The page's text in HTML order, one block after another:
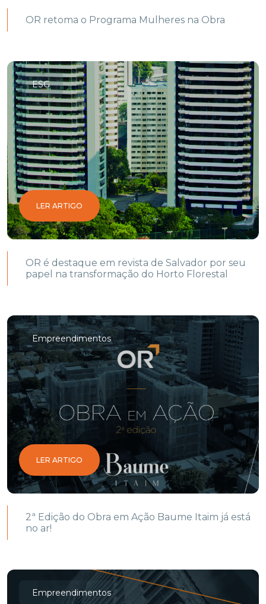
OR retoma o Programa Mulheres na Obra
ESG
LER ARTIGO
OR é destaque em revista de Salvador por seu
papel na transformação do Horto Florestal
Empreendimentos
LER ARTIGO
2ª Edição do Obra em Ação Baume Itaim já está
no ar!
Empreendimentos